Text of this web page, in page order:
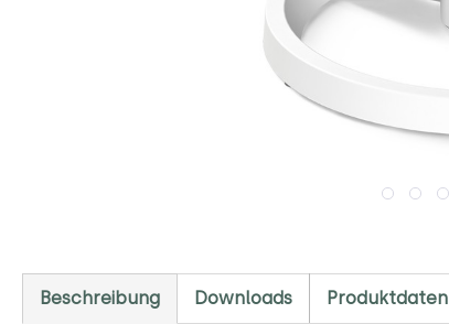
Beschreibung Downloads Produktdaten